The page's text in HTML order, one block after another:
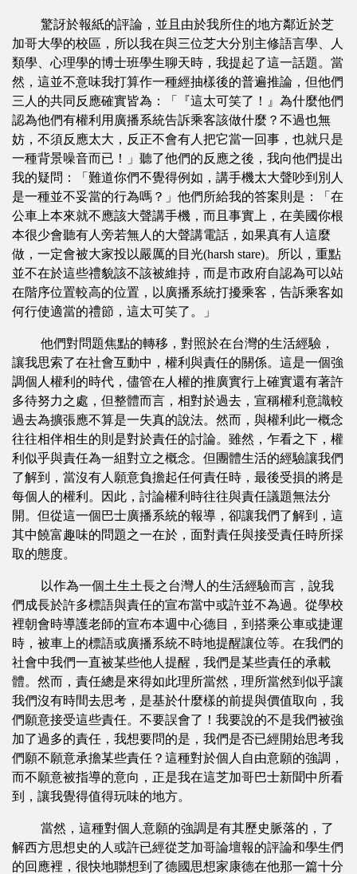
驚訝於報紙的評論，並且由於我所住的地方鄰近於芝
加哥大學的校區，所以我在與三位芝大分別主修語言學、人
類學、心理學的博士班學生聊天時，我提起了這一話題。當
然，這並不意味我打算作一種經抽樣後的普遍推論，但他們
三人的共同反應確實皆為：「『這太可笑了！』為什麼他們
認為他們有權利用廣播系統告訴乘客該做什麼？不過也無
妨，不須反應太大，反正不會有人把它當一回事，也就只是
一種背景噪音而已！」聽了他們的反應之後，我向他們提出
我的疑問：「難道你們不覺得例如，講手機太大聲吵到別人
是一種並不妥當的行為嗎？」他們所給我的答案則是：「在
公車上本來就不應該大聲講手機，而且事實上，在美國你根
本很少會聽有人旁若無人的大聲講電話，如果真有人這麼
做，一定會被大家投以嚴厲的目光(harsh stare)。所以，重點
並不在於這些禮貌該不該被維持，而是市政府自認為可以站
在階序位置較高的位置，以廣播系統打擾乘客，告訴乘客如
何行使適當的禮節，這太可笑了。」
他們對問題焦點的轉移，對照於在台灣的生活經驗，
讓我思索了在社會互動中，權利與責任的關係。這是一個強
調個人權利的時代，儘管在人權的推廣實行上確實還有著許
多待努力之處，但整體而言，相對於過去，宣稱權利意識較
過去為擴張應不算是一失真的說法。然而，與權利此一概念
往往相伴相生的則是對於責任的討論。雖然，乍看之下，權
利似乎與責任為一組對立之概念。但團體生活的經驗讓我們
了解到，當沒有人願意負擔起任何責任時，最後受損的將是
每個人的權利。因此，討論權利時往往與責任議題無法分
開。但從這一個巴士廣播系統的報導，卻讓我們了解到，這
其中饒富趣味的問題之一在於，面對責任與接受責任時所採
取的態度。
以作為一個土生土長之台灣人的生活經驗而言，說我
們成長於許多標語與責任的宣布當中或許並不為過。從學校
裡朝會時導護老師的宣布本週中心德目，到搭乘公車或捷運
時，被車上的標語或廣播系統不時地提醒讓位等。在我們的
社會中我們一直被某些他人提醒，我們是某些責任的承載
體。然而，責任總是來得如此理所當然，理所當然到似乎讓
我們沒有時間去思考，是基於什麼樣的前提與價值取向，我
們願意接受這些責任。不要誤會了！我要說的不是我們被強
加了過多的責任，我想要問的是，我們是否已經開始思考我
們願不願意承擔某些責任？這種對於個人自由意願的強調，
而不願意被指導的意向，正是我在這芝加哥巴士新聞中所看
到，讓我覺得值得玩味的地方。
當然，這種對個人意願的強調是有其歷史脈落的，了
解西方思想史的人或許已經從芝加哥論壇報的評論和學生們
的回應裡，很快地聯想到了德國思想家康德在他那一篇十分